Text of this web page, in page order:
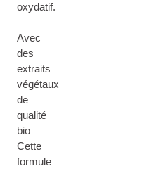
oxydatif.
Avec
des
extraits
végétaux
de
qualité
bio
Cette
formule